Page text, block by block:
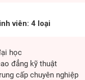
viên: 4 loại
học
đẳng kỹ thuật
cấp chuyên nghiệp